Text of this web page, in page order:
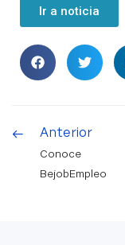
Ir a noticia
Anterior
Conoce
BejobEmpleo